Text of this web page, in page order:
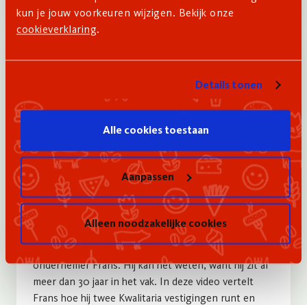
kun je jouw voorkeuren wijzigen. Bekijk onze
cookieverklaring.
Details tonen
Alle cookies toestaan
Aanpassen
Alleen noodzakelijke cookies
Video
Video: Meerdere vestigingen runnen;
hoe manage je dat?
“Je bent zo goed als je laatste frietje”, aldus
ondernemer Frans. Hij kan het weten, want hij zit al
meer dan 30 jaar in het vak. In deze video vertelt
Frans hoe hij twee Kwalitaria vestigingen runt en